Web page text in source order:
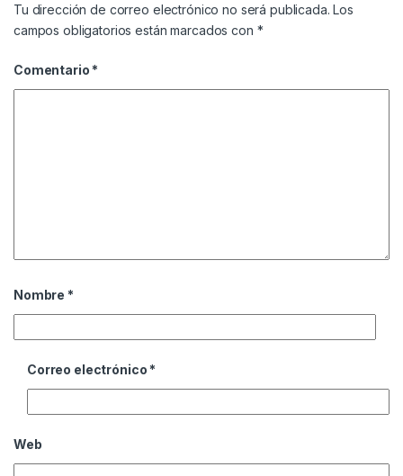
Tu dirección de correo electrónico no será publicada. Los
campos obligatorios están marcados con *
Comentario *
Nombre *
Correo electrónico *
Web